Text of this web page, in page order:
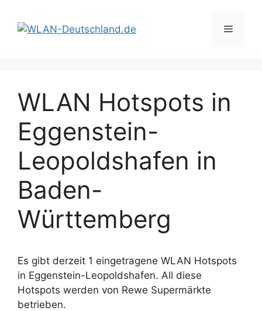
Inhalt
springen
Menü
WLAN Hotspots in
Eggenstein-
Leopoldshafen in
Baden-
Württemberg
Es gibt derzeit 1 eingetragene WLAN Hotspots
in Eggenstein-Leopoldshafen. All diese
Hotspots werden von Rewe Supermärkte
betrieben.